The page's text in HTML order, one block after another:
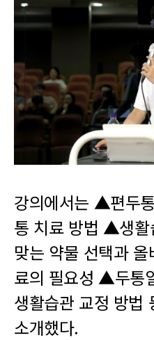
강의에서는 ▲편두
통 치료 방법 ▲생
맞는 약물 선택과
료의 필요성 ▲두통
생활습관 교정 방법
소개했다.